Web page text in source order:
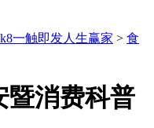
k8一触即发人生赢家 > 食
暨消费科普